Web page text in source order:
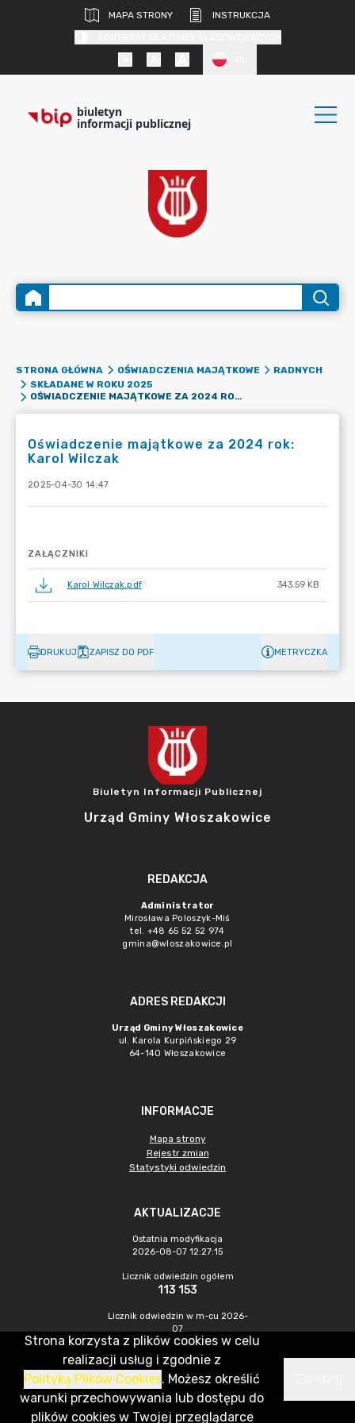
MAPA STRONY
INSTRUKCJA
biuletyn
informacji publicznej
STRONA GŁÓWNA OŚWIADCZENIA MAJĄTKOWE
RADNYCH
SKŁADANE W ROKU 2025
OŚWIADCZENIE MAJĄTKOWE ZA 2024 ROK: KAROL WILCZAK
Oświadczenie majątkowe za 2024 rok:
Karol Wilczak
2025-04-30 14:47
ZAŁĄCZNIKI
Karol Wilczak.pdf 343.59 KB
DRUKUJ ZAPISZ DO PDF METRYCZKA
Biuletyn Informacji Publicznej
Urząd Gminy Włoszakowice
REDAKCJA
Administrator
Mirosława Poloszyk-Miś
tel. +48 65 52 52 974
gmina@wloszakowice.pl
ADRES REDAKCJI
Urząd Gminy Włoszakowice
ul. Karola Kurpińskiego 29
64-140 Włoszakowice
INFORMACJE
Mapa strony
Rejestr zmian
Statystyki odwiedzin
AKTUALIZACJE
Ostatnia modyfikacja
2026-08-07 12:27:15
Licznik odwiedzin ogółem
113 153
Licznik odwiedzin w m-cu 2026-
07
483
CMS & Hosting: Nefeni Sp. z o.o.
Strona korzysta z plików cookies w celu
realizacji usług i zgodnie z
Polityką Plików Cookies. Możesz określić
warunki przechowywania lub dostępu do
plików cookies w Twojej przeglądarce